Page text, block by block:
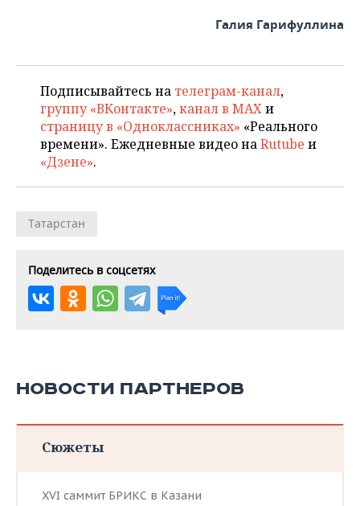
Галия Гарифуллина
Подписывайтесь на телеграм-канал,
группу «ВКонтакте»,канал в MAXи
страницу в «Одноклассниках» «Реального
времени». Ежедневные видео наRutube и
«Дзене».
Татарстан
Поделитесь в соцсетях
НОВОСТИ ПАРТНЕРОВ
Сюжеты
XVI саммит БРИКС в Казани